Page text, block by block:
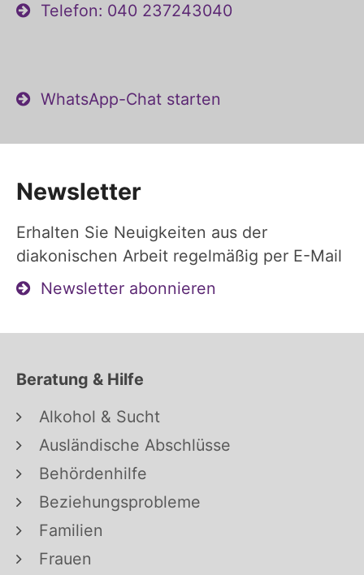
Telefon: 040 237243040
WhatsApp-Chat starten
Newsletter
Erhalten Sie Neuigkeiten aus der
diakonischen Arbeit regelmäßig per E-Mail
Newsletter abonnieren
Beratung & Hilfe
Alkohol & Sucht
Ausländische Abschlüsse
Behördenhilfe
Beziehungsprobleme
Familien
Frauen